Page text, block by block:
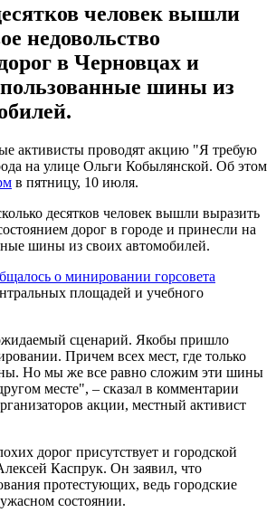
человек вышли
недовольство
в Черновцах и
шины из
активисты проводят акцию "Я требую
на улице Ольги Кобылянской. Об этом
в пятницу, 10 июля.
десятков человек вышли выразить
дорог в городе и принесли на
шины из своих автомобилей.
о минировании горсовета
площадей и учебного
сценарий. Якобы пришло
Причем всех мест, где только
Но мы же все равно сложим эти шины
месте", – сказал в комментарии
акции, местный активист
дорог присутствует и городской
Каспрук. Он заявил, что
протестующих, ведь городские
состоянии.